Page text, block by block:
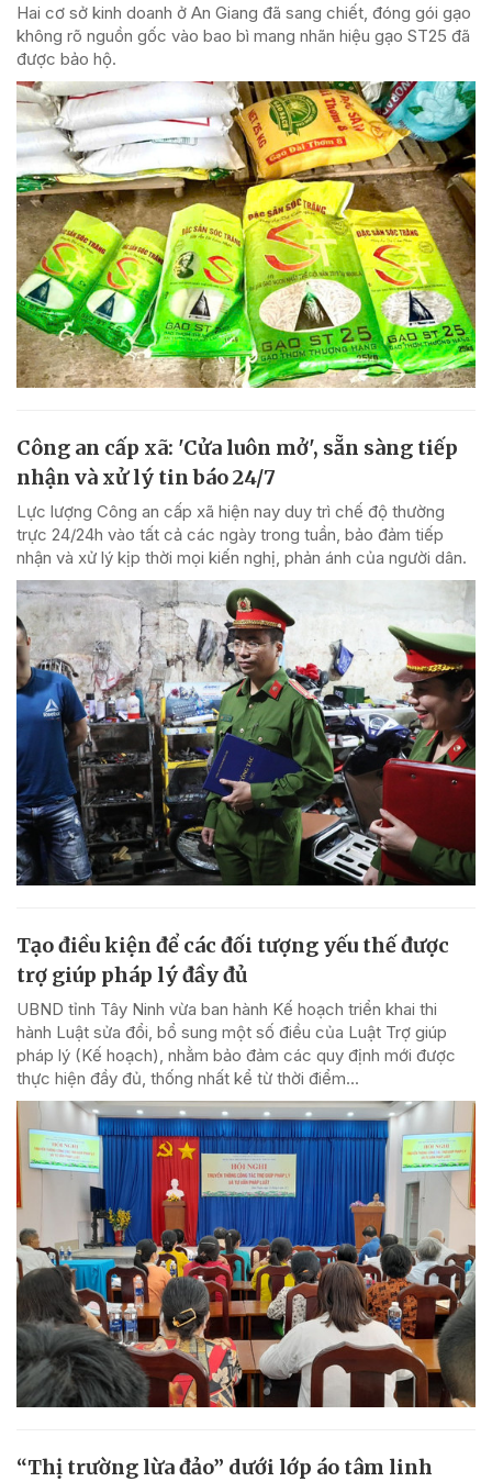
Hai cơ sở kinh doanh ở An Giang đã sang chiết, đóng gói gạo
không rõ nguồn gốc vào bao bì mang nhãn hiệu gạo ST25 đã
được bảo hộ.
Công an cấp xã: 'Cửa luôn mở', sẵn sàng tiếp
nhận và xử lý tin báo 24/7
Lực lượng Công an cấp xã hiện nay duy trì chế độ thường
trực 24/24h vào tất cả các ngày trong tuần, bảo đảm tiếp
nhận và xử lý kịp thời mọi kiến nghị, phản ánh của người dân.
Tạo điều kiện để các đối tượng yếu thế được
trợ giúp pháp lý đầy đủ
UBND tỉnh Tây Ninh vừa ban hành Kế hoạch triển khai thi
hành Luật sửa đổi, bổ sung một số điều của Luật Trợ giúp
pháp lý (Kế hoạch), nhằm bảo đảm các quy định mới được
thực hiện đầy đủ, thống nhất kể từ thời điểm...
“Thị trường lừa đảo” dưới lớp áo tâm linh